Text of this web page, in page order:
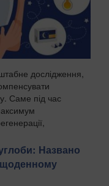
дослідження,
Саме під час
Названо
щоденному